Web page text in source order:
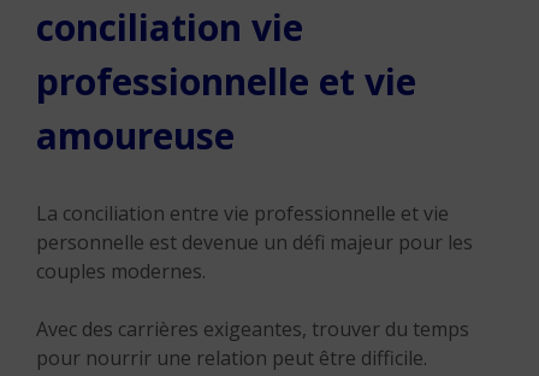
conciliation vie
professionnelle et vie
amoureuse
La conciliation entre vie professionnelle et vie
personnelle est devenue un défi majeur pour les
couples modernes.
Avec des carrières exigeantes, trouver du temps
pour nourrir une relation peut être difficile.